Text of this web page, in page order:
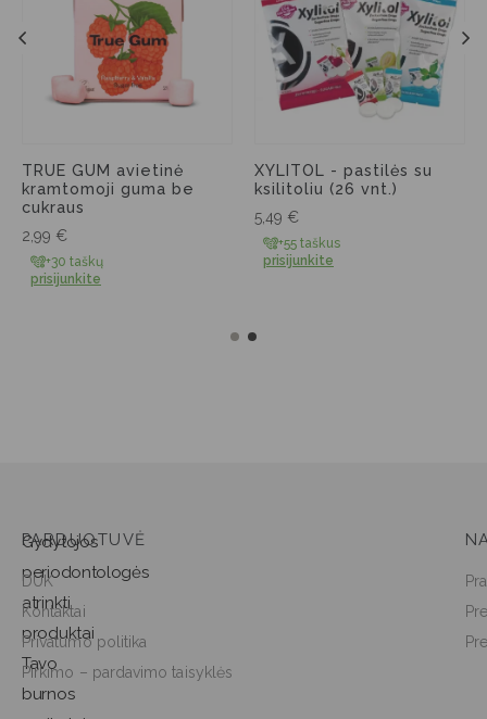
TRUE GUM avietinė
kramtomoji guma be
cukraus
2,99 €
+30 taškų
prisijunkite
XYLITOL - pastilės su
ksilitoliu (26 vnt.)
5,49 €
+55 taškus
prisijunkite
Gydytojos
periodontologės
atrinkti
produktai
Tavo
burnos
PARDUOTUVĖ
DUK
Kontaktai
Privatumo politika
Pirkimo – pardavimo taisyklės